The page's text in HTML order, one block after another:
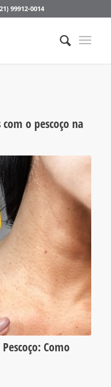
99912-0014
o pescoço na
Como